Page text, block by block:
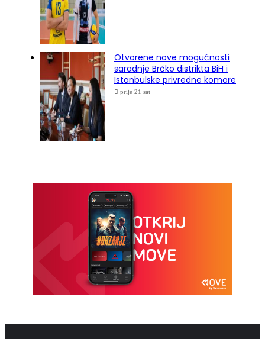
Otvorene nove mogućnosti
saradnje Brčko distrikta BiH i
Istanbulske privredne komore
prije 21 sat